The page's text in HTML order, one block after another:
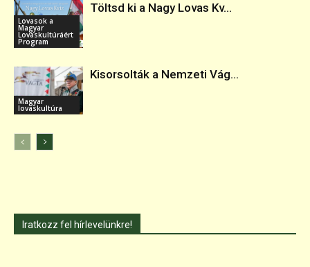
Lovasok a
Magyar
Lovaskultúráért
Program
Töltsd ki a Nagy Lovas Kv...
Magyar
lovaskultúra
Kisorsolták a Nemzeti Vág...
Iratkozz fel hírlevelünkre!